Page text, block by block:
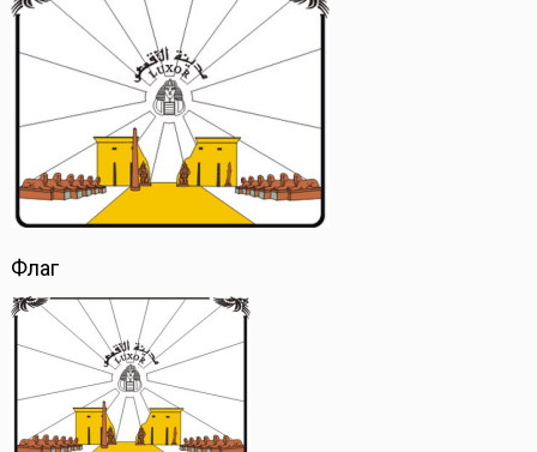
Флаг